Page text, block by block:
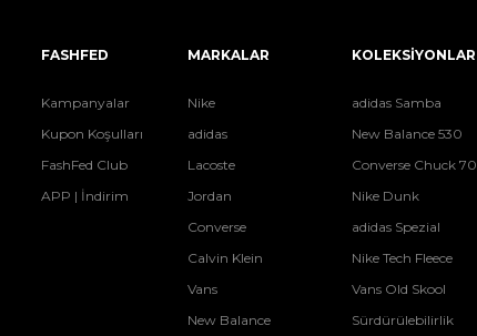
FASHFED
Kampanyalar
Kupon Koşulları
FashFed Club
APP | İndirim
MARKALAR
Nike
adidas
Lacoste
Jordan
Converse
Calvin Klein
Vans
New Balance
KOLEKSİYONLAR
adidas Samba
New Balance 530
Converse Chuck 70
Nike Dunk
adidas Spezial
Nike Tech Fleece
Vans Old Skool
Sürdürülebilirlik